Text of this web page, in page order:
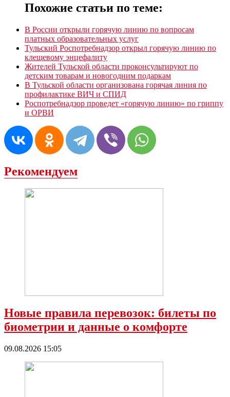
Похожие статьи по теме:
В России открыли горячую линию по вопросам
платных образовательных услуг
Тульский Роспотребнадзор открыл горячую линию по
клещевому энцефалиту
Жителей Тульской области проконсультируют по
детским товарам и новогодним подаркам
В Тульской области организована горячая линия по
профилактике ВИЧ и СПИД
Роспотребнадзор проведет «горячую линию» по гриппу
и ОРВИ
Рекомендуем
Новые правила перевозок: билеты по
биометрии и данные о комфорте
09.08.2026 15:05